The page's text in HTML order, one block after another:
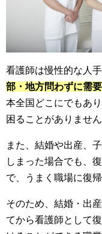
看護師は慢性的な人
部・地方問わずに需
本全国どこにでもあ
困ることがありません
また、結婚や出産、
しまった場合でも、
で、うまく職場に復
そのため、結婚・出
てから看護師として